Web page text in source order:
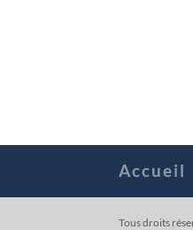
Accueil
Tous droits